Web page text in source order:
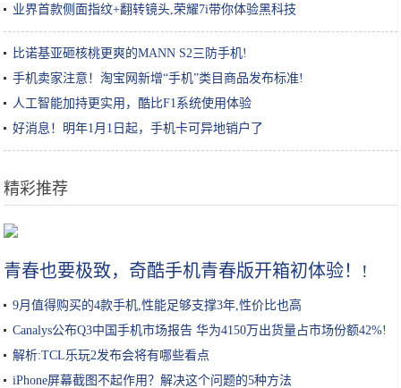
业界首款侧面指纹+翻转镜头,荣耀7i带你体验黑科技
比诺基亚砸核桃更爽的MANN S2三防手机!
手机卖家注意！淘宝网新增“手机”类目商品发布标准!
人工智能加持更实用，酷比F1系统使用体验
好消息！明年1月1日起，手机卡可异地销户了
精彩推荐
青春也要极致，奇酷手机青春版开箱初体验！!
9月值得购买的4款手机,性能足够支撑3年,性价比也高
Canalys公布Q3中国手机市场报告 华为4150万出货量占市场份额42%!
解析:TCL乐玩2发布会将有哪些看点
iPhone屏幕截图不起作用？解决这个问题的5种方法